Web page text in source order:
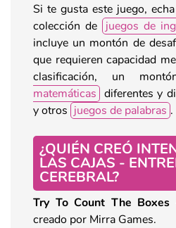
Si te gusta este juego,
colección de juegos de
incluye un montón de
que requieren capacidad
clasificación, un
matemáticas diferentes y
y otros juegos de palabras .
¿QUIÉN CREÓ
LAS CAJAS -
CEREBRAL?
Try To Count The
creado por Mirra Games.